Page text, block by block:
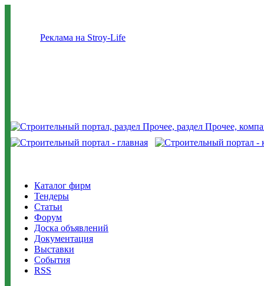
Реклама на Stroy-Life
Каталог фирм
Тендеры
Статьи
Форум
Доска объявлений
Документация
Выставки
События
RSS